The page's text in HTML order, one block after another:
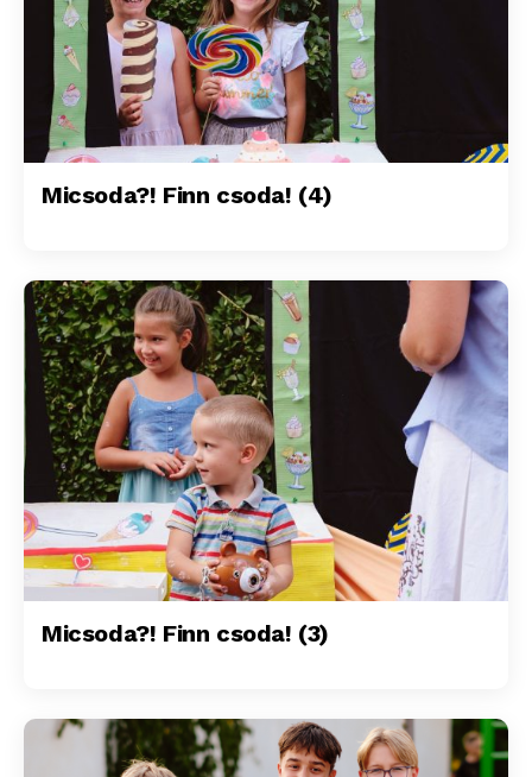
Micsoda?! Finn csoda! (4)
Micsoda?! Finn csoda! (3)